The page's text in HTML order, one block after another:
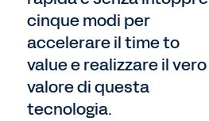
cinque modi per
accelerare il time to
value e realizzare il vero
valore di questa
tecnologia.